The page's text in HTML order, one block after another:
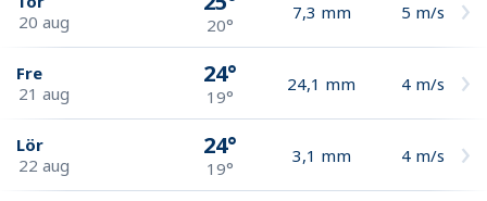
20 aug
20°
7,3 mm 5 m/s
Fre
21 aug
24°
19°
24,1 mm 4 m/s
Lör
22 aug
24°
19°
3,1 mm 4 m/s